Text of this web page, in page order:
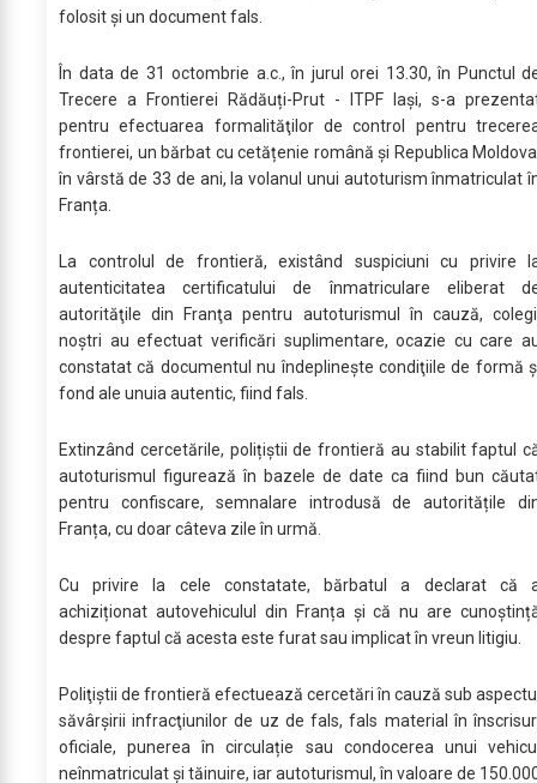
folosit și un document fals.
În data de 31 octombrie a.c., în jurul orei 13.30, în Punctul
Trecere a Frontierei Rădăuți-Prut - ITPF Iași, s-a
pentru efectuarea formalităţilor de control pentru
frontierei, un bărbat cu cetățenie română și Republica
în vârstă de 33 de ani, la volanul unui autoturism înmatriculat
Franța.
La controlul de frontieră, existând suspiciuni cu privire
autenticitatea certificatului de înmatriculare eliberat
autorităţile din Franţa pentru autoturismul în cauză,
noştri au efectuat verificări suplimentare, ocazie cu care
constatat că documentul nu îndeplineşte condiţiile de formă
fond ale unuia autentic, fiind fals.
Extinzând cercetările, polițiștii de frontieră au stabilit faptul
autoturismul figurează în bazele de date ca fiind bun
pentru confiscare, semnalare introdusă de autoritățile
Franța, cu doar câteva zile în urmă.
Cu privire la cele constatate, bărbatul a declarat că
achiziționat autovehiculul din Franța și că nu are
despre faptul că acesta este furat sau implicat în vreun litigiu.
Poliţiştii de frontieră efectuează cercetări în cauză sub
săvârşirii infracţiunilor de uz de fals, fals material în
oficiale, punerea în circulație sau condocerea unui
neînmatriculat și tăinuire, iar autoturismul, în valoare de